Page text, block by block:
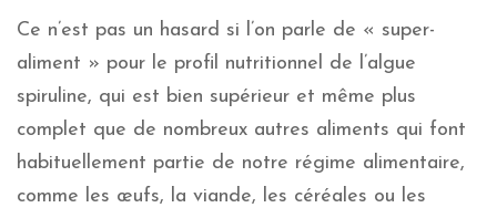
Ce n’est pas un hasard si l’on parle de « super-
aliment » pour le profil nutritionnel de l’algue
spiruline, qui est bien supérieur et même plus
complet que de nombreux autres aliments qui font
habituellement partie de notre régime alimentaire,
comme les œufs, la viande, les céréales ou les